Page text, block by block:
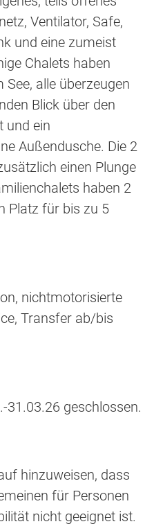
Ventilator, Safe,
und eine zumeist
Chalets haben
alle überzeugen
Blick über den
und ein
Außendusche. Die 2
einen Plunge
haben 2
Platz für bis zu 5
nichtmotorisierte
Transfer ab/bis
31.03.26 geschlossen.
hinzuweisen, dass
für Personen
nicht geeignet ist.